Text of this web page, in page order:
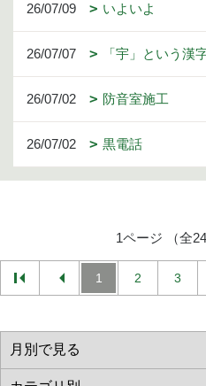
26/07/09 いよいよ
26/07/07 「宇」という漢
26/07/02 防音室施工
26/07/02 黒電話
1ページ （全
1 2 3